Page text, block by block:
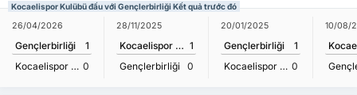
Kocaelispor Kulübü đấu với Gençlerbirliği Kết quả trước đó
26/04/2026
Gençlerbirliği
1
Kocaelispor Kulübü 0
28/11/2025
Kocaelispor Kulübü 1
Gençlerbirliği
0
20/01/2025
Gençlerbirliği
1
Kocaelispor Kulübü 0
10/08/